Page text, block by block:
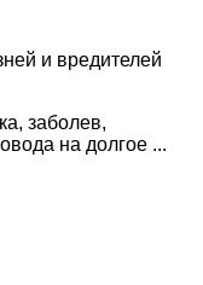
и вредителей
заболев,
на долгое ...